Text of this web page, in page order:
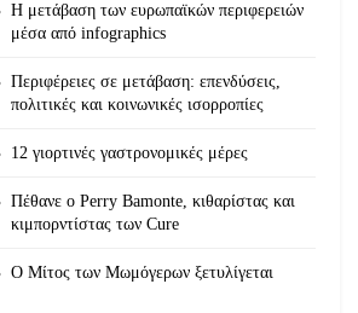
Η μετάβαση των ευρωπαϊκών περιφερειών
μέσα από infographics
Περιφέρειες σε μετάβαση: επενδύσεις,
πολιτικές και κοινωνικές ισορροπίες
12 γιορτινές γαστρονομικές μέρες
Πέθανε ο Perry Bamonte, κιθαρίστας και
κιμπορντίστας των Cure
O Μίτος των Μωμόγερων ξετυλίγεται